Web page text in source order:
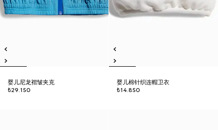
婴儿尼龙褶皱夹克
₺29.150
婴儿棉针织连帽卫衣
₺14.850